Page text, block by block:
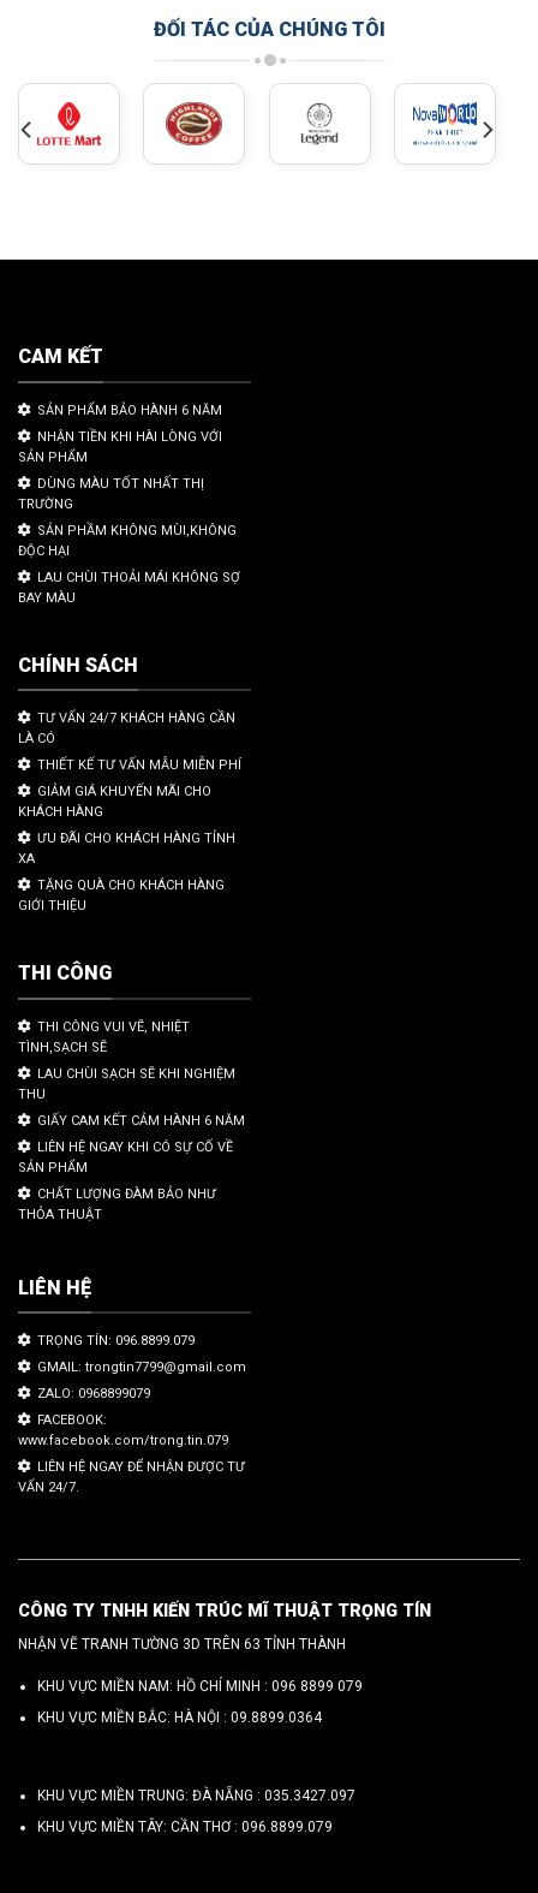
ĐỐI TÁC CỦA CHÚNG TÔI
CAM KẾT
SẢN PHẨM BẢO HÀNH 6 NĂM
NHẬN TIỀN KHI HÀI LÒNG VỚI
SẢN PHẨM
DÙNG MÀU TỐT NHẤT THỊ
TRƯỜNG
SẢN PHẦM KHÔNG MÙI,KHÔNG
ĐỘC HẠI
LAU CHÙI THOẢI MÁI KHÔNG SỢ
BAY MÀU
CHÍNH SÁCH
TƯ VẤN 24/7 KHÁCH HÀNG CẦN
LÀ CÓ
THIẾT KẾ TƯ VẤN MẪU MIỄN PHÍ
GIẢM GIÁ KHUYẾN MÃI CHO
KHÁCH HÀNG
ƯU ĐÃI CHO KHÁCH HÀNG TỈNH
XA
TẶNG QUÀ CHO KHÁCH HÀNG
GIỚI THIỆU
THI CÔNG
THI CÔNG VUI VẼ, NHIỆT
TÌNH,SẠCH SẼ
LAU CHÙI SẠCH SẼ KHI NGHIỆM
THU
GIẤY CAM KẾT CẢM HÀNH 6 NĂM
LIÊN HỆ NGAY KHI CÓ SỰ CỐ VỀ
SẢN PHẨM
CHẤT LƯỢNG ĐÀM BẢO NHƯ
THỎA THUẬT
LIÊN HỆ
TRỌNG TÍN: 096.8899.079
GMAIL: trongtin7799@gmail.com
ZALO: 0968899079
FACEBOOK:
www.facebook.com/trong.tin.079
LIÊN HỆ NGAY ĐỂ NHẬN ĐƯỢC TƯ
VẤN 24/7.
CÔNG TY TNHH KIẾN TRÚC MĨ THUẬT TRỌNG TÍN
NHẬN VẼ TRANH TƯỜNG 3D TRÊN 63 TỈNH THÀNH
KHU VỰC MIỀN NAM: HỒ CHÍ MINH : 096 8899 079
KHU VỰC MIỀN BẮC: HÀ NỘI : 09.8899.0364
KHU VỰC MIỀN TRUNG: ĐÀ NẴNG : 035.3427.097
KHU VỰC MIỀN TÂY: CẦN THƠ : 096.8899.079